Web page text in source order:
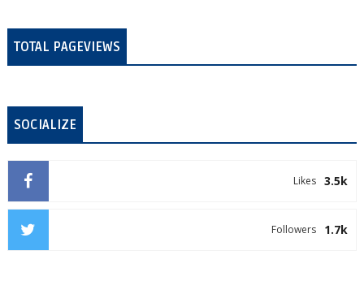
TOTAL PAGEVIEWS
SOCIALIZE
3.5k
Likes
1.7k
Followers